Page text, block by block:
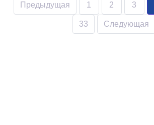
Предыдущая 1 2 3
33 Следующая